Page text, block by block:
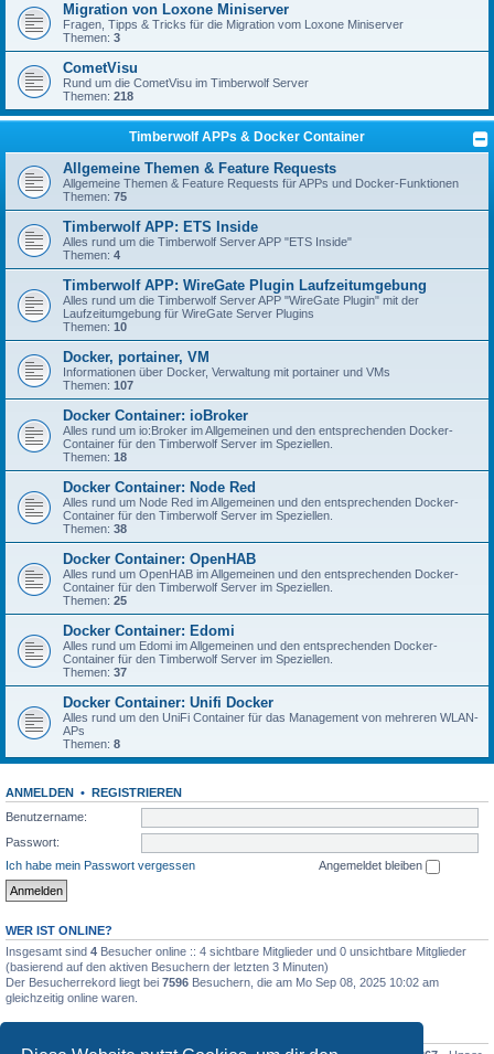
Migration von Loxone Miniserver
Fragen, Tipps & Tricks für die Migration vom Loxone Miniserver
Themen: 3
CometVisu
Rund um die CometVisu im Timberwolf Server
Themen: 218
Timberwolf APPs & Docker Container
Allgemeine Themen & Feature Requests
Allgemeine Themen & Feature Requests für APPs und Docker-Funktionen
Themen: 75
Timberwolf APP: ETS Inside
Alles rund um die Timberwolf Server APP "ETS Inside"
Themen: 4
Timberwolf APP: WireGate Plugin Laufzeitumgebung
Alles rund um die Timberwolf Server APP "WireGate Plugin" mit der
Laufzeitumgebung für WireGate Server Plugins
Themen: 10
Docker, portainer, VM
Informationen über Docker, Verwaltung mit portainer und VMs
Themen: 107
Docker Container: ioBroker
Alles rund um io:Broker im Allgemeinen und den entsprechenden Docker-
Container für den Timberwolf Server im Speziellen.
Themen: 18
Docker Container: Node Red
Alles rund um Node Red im Allgemeinen und den entsprechenden Docker-
Container für den Timberwolf Server im Speziellen.
Themen: 38
Docker Container: OpenHAB
Alles rund um OpenHAB im Allgemeinen und den entsprechenden Docker-
Container für den Timberwolf Server im Speziellen.
Themen: 25
Docker Container: Edomi
Alles rund um Edomi im Allgemeinen und den entsprechenden Docker-
Container für den Timberwolf Server im Speziellen.
Themen: 37
Docker Container: Unifi Docker
Alles rund um den UniFi Container für das Management von mehreren WLAN-
APs
Themen: 8
ANMELDEN •
REGISTRIEREN
Benutzername:
Passwort:
Ich habe mein Passwort vergessen
Angemeldet bleiben
WER IST ONLINE?
Insgesamt sind 4 Besucher online :: 4 sichtbare Mitglieder und 0 unsichtbare Mitglieder
(basierend auf den aktiven Besuchern der letzten 3 Minuten)
Der Besucherrekord liegt bei 7596 Besuchern, die am Mo Sep 08, 2025 10:02 am
gleichzeitig online waren.